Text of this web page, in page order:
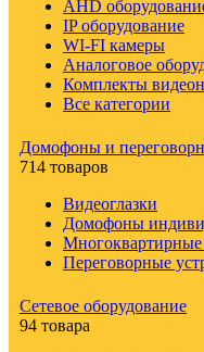
AHD
IP оборудование
WI-FI камеры
Аналоговое
Комплекты
Все категории
Домофоны и
714 товаров
Видеоглазки
Домофоны
Переговорные
Сетевое оборудование
94 товара